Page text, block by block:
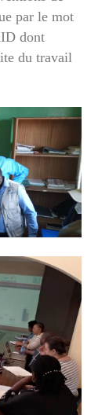
par le mot
dont
du travail